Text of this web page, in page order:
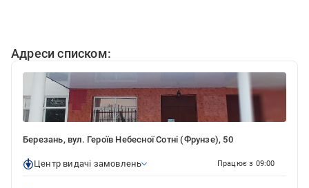
Адреси списком:
Березань, вул. Героїв Небесної Сотні (Фрунзе), 50
Центр видачі замовлень Працює з 09:00